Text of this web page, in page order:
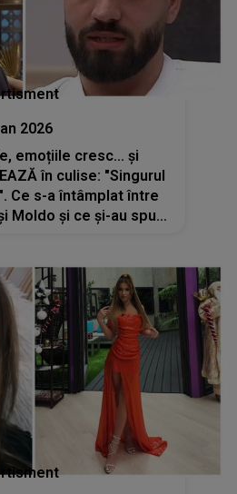
2026
emoțiile cresc... și
în culise: "Singurul
Ce s-a întâmplat între
Moldo și ce și-au spus